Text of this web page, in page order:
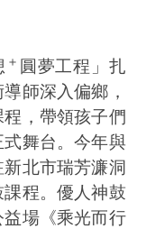
＋ 圓夢工程」扎
師深入偏鄉，
，帶領孩子們
舞台。今年與
北市瑞芳濂洞
程。優人神鼓
場《乘光而行